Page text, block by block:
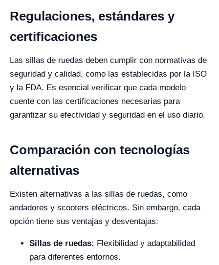
Regulaciones, estándares y
certificaciones
Las sillas de ruedas deben cumplir con normativas de
seguridad y calidad, como las establecidas por la ISO
y la FDA. Es esencial verificar que cada modelo
cuente con las certificaciones necesarias para
garantizar su efectividad y seguridad en el uso diario.
Comparación con tecnologías
alternativas
Existen alternativas a las sillas de ruedas, como
andadores y scooters eléctricos. Sin embargo, cada
opción tiene sus ventajas y desventajas:
Sillas de ruedas: Flexibilidad y adaptabilidad
para diferentes entornos.